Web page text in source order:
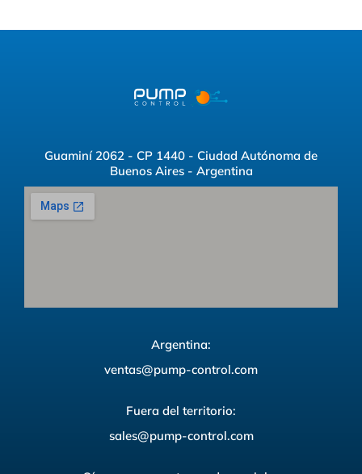
Guaminí 2062 - CP 1440 - Ciudad Autónoma de
Buenos Aires - Argentina
Argentina:
ventas@pump-control.com
Fuera del territorio:
sales@pump-control.com